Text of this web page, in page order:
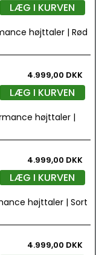
LÆG I KURVEN
højttaler | Rød
4.999,00 DKK
LÆG I KURVEN
højttaler |
4.999,00 DKK
LÆG I KURVEN
højttaler | Sort
4.999,00 DKK